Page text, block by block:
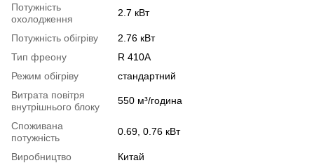
Потужність
охолодження
2.7 кВт
Потужність обігріву
2.76 кВт
Тип фреону
R 410A
Режим обігріву
стандартний
Витрата повітря
внутрішнього блоку
550 м³/година
Споживана
потужність
0.69, 0.76 кВт
Виробництво
Китай